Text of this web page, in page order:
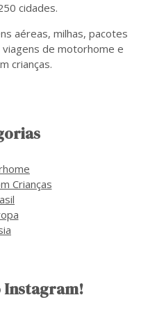
cidades.
aéreas, milhas, pacotes
de motorhome e
crianças.
Crianças
Instagram!